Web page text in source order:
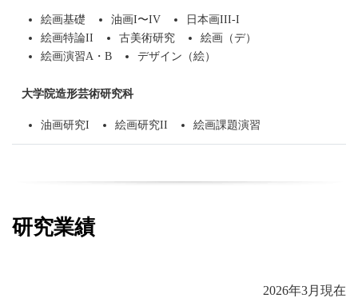
絵画基礎 油画I〜IV
日本画III-I
絵画特論II
古美術研究
絵画（デ）
絵画演習A・B
デザイン（絵）
大学院造形芸術研究科
油画研究I 絵画研究II 絵画課題演習
研究業績
2026年3月現在